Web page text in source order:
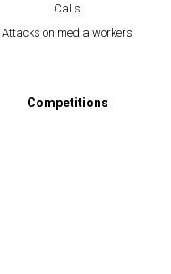
Calls
Attacks on media workers
Competitions